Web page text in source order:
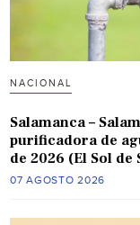
NACIONAL
Salamanca –
purificadora de
de 2026 (El Sol de
07 AGOSTO 2026